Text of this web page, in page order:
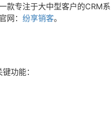
款专注于大中型客户的CRM系
网： 纷享销客。
功能：